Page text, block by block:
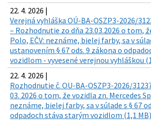
22. 4. 2026 |
Verejná vyhláška OÚ-BA-OSZP3-2026/
– Rozhodnutie zo dňa 23.03.2026 o tom,
Polo, EČV: neznáme, bielej farby, sa v
ustanovením § 67 ods. 9 zákona o
vozidlom - vyvesené verejnou vyhláškou
22. 4. 2026 |
Rozhodnutie č. OU-BA-OSZP3-2026/
03. 2026 o tom, že vozidla zn. Mercedes
neznáme, bielej farby, sa v súlade s § 67
odpadoch stáva starým vozidlom (1,1 MB)